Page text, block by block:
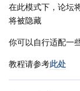
在此模式下，论坛
将被隐藏
你可以自行适配一
教程请参考此处